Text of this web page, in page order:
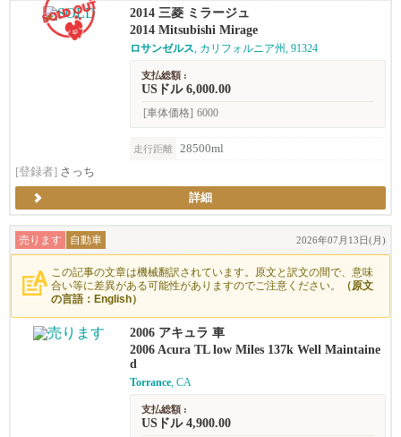
2014 三菱 ミラージュ
2014 Mitsubishi Mirage
ロサンゼルス, カリフォルニア州, 91324
支払総額 :
USドル 6,000.00
[車体価格] 6000
走行距離
28500ml
[登録者] さっち
詳細
売ります 自動車 2026年07月13日(月)
この記事の文章は機械翻訳されています。原文と訳文の間で、意味
合い等に差異がある可能性がありますのでご注意ください。
（原文
の言語：English）
2006 アキュラ 車
2006 Acura TL low Miles 137k Well Maintaine
d
Torrance, CA
支払総額 :
USドル 4,900.00